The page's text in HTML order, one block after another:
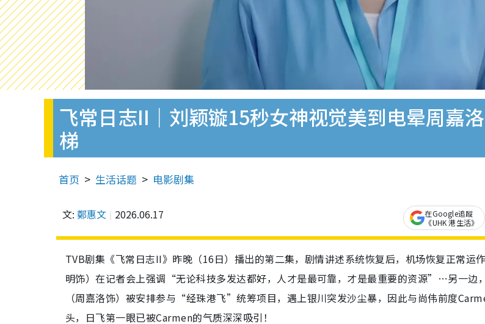
飞常日志II｜刘颖镟15秒女神视觉美到电晕周嘉
梯
首页 生活话题 电影剧集
文: 鄭惠文 2026.06.17
在Google追蹤
《UHK 港生活》
TVB剧集《飞常日志II》昨晚（16日）播出的第二集，剧情讲述系统恢复后，机场恢复正常运
明饰）在记者会上强调“无论科技多发达都好，人才是最可靠，才是最重要的资源”…另一边
（周嘉洛饰）被安排参与“经珠港飞”统筹项目，遇上银川突发沙尘暴，因此与尚伟前度
头，日飞第一眼已被Carmen的气质深深吸引！